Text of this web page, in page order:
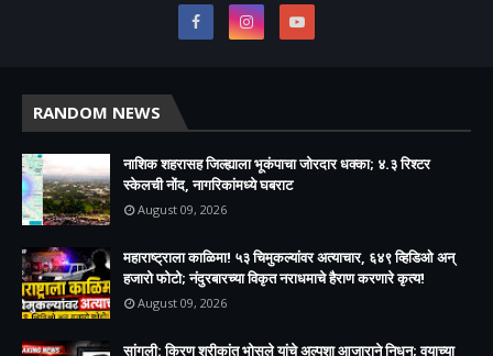
RANDOM NEWS
नाशिक शहरासह जिल्ह्याला भूकंपाचा जोरदार धक्का; ४.३ रिश्टर
स्केलची नोंद, नागरिकांमध्ये घबराट
August 09, 2026
महाराष्ट्राला काळिमा! ५३ चिमुकल्यांवर अत्याचार, ६४९ व्हिडिओ अन्
हजारो फोटो; नंदुरबारच्या विकृत नराधमाचे हैराण करणारे कृत्य!
August 09, 2026
सांगली: किरण श्रीकांत भोसले यांचे अल्पशा आजाराने निधन; वयाच्या